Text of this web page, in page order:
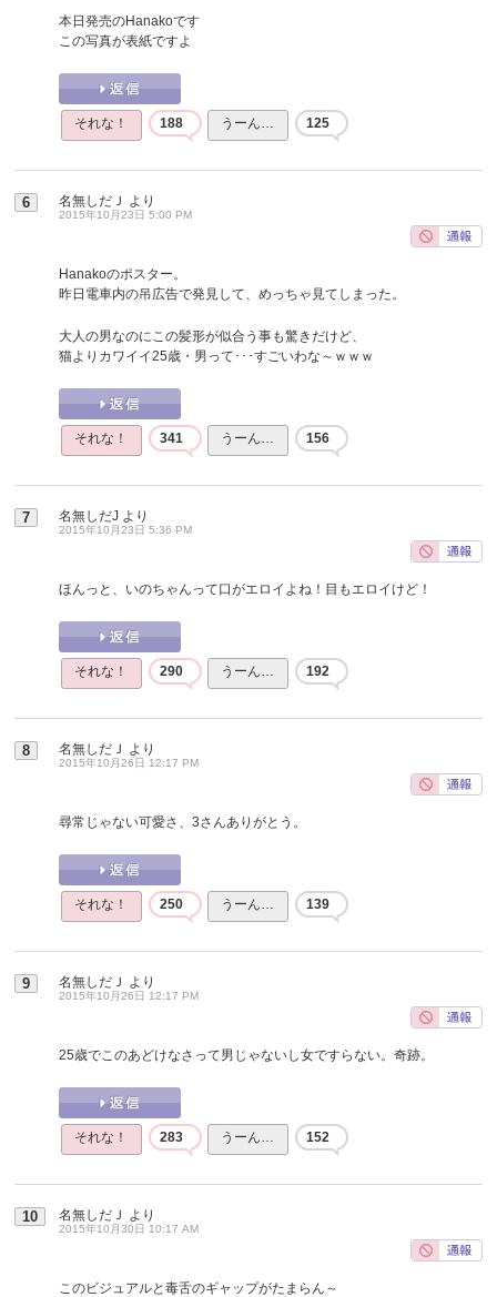
本日発売のHanakoです
この写真が表紙ですよ
それな！ 188 うーん… 125
6 名無しだＪ より
2015年10月23日 5:00 PM
Hanakoのポスター。
昨日電車内の吊広告で発見して、めっちゃ見てしまった。
大人の男なのにこの髪形が似合う事も驚きだけど、
猫よりカワイイ25歳・男って･･･すごいわな～ｗｗｗ
それな！ 341 うーん… 156
7 名無しだJ より
2015年10月23日 5:36 PM
ほんっと、いのちゃんって口がエロイよね！目もエロイけど！
それな！ 290 うーん… 192
8 名無しだＪ より
2015年10月26日 12:17 PM
尋常じゃない可愛さ、3さんありがとう。
それな！ 250 うーん… 139
9 名無しだＪ より
2015年10月26日 12:17 PM
25歳でこのあどけなさって男じゃないし女ですらない。奇跡。
それな！ 283 うーん… 152
10 名無しだＪ より
2015年10月30日 10:17 AM
このビジュアルと毒舌のギャップがたまらん～